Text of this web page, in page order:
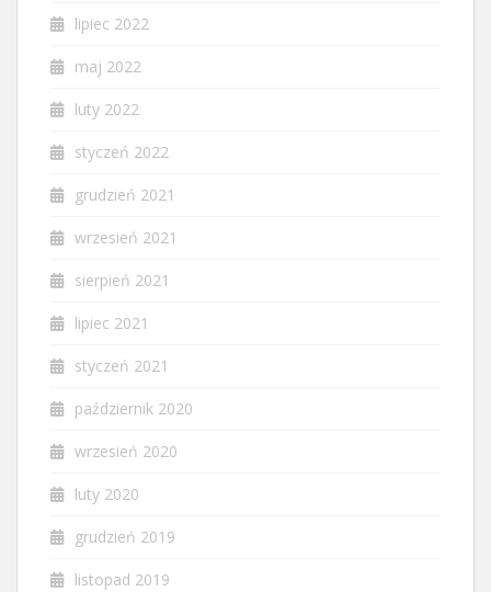
lipiec 2022
maj 2022
luty 2022
styczeń 2022
grudzień 2021
wrzesień 2021
sierpień 2021
lipiec 2021
styczeń 2021
październik 2020
wrzesień 2020
luty 2020
grudzień 2019
listopad 2019